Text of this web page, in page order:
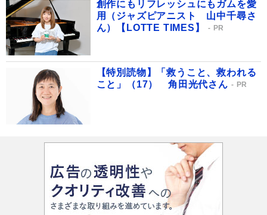
創作にもリフレッシュにもガムを愛
用（ジャズピアニスト 山中千尋さ
ん）【LOTTE TIMES】
PR
【特別読物】「救うこと、救われる
こと」（17） 角田光代さん
PR